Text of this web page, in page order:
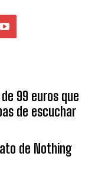
99 euros que
de escuchar
de Nothing